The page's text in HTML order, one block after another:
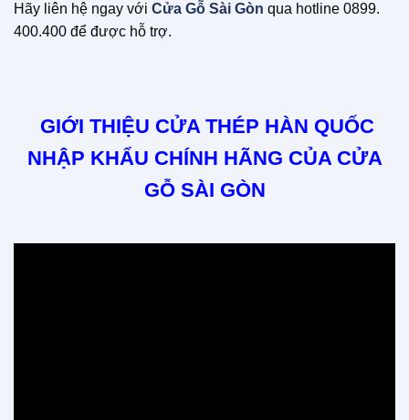
Hãy liên hệ ngay với Cửa Gỗ Sài Gòn qua hotline 0899.
400.400 để được hỗ trợ.
GIỚI THIỆU CỬA THÉP HÀN QUỐC
NHẬP KHẨU CHÍNH HÃNG CỦA CỬA
GỖ SÀI GÒN